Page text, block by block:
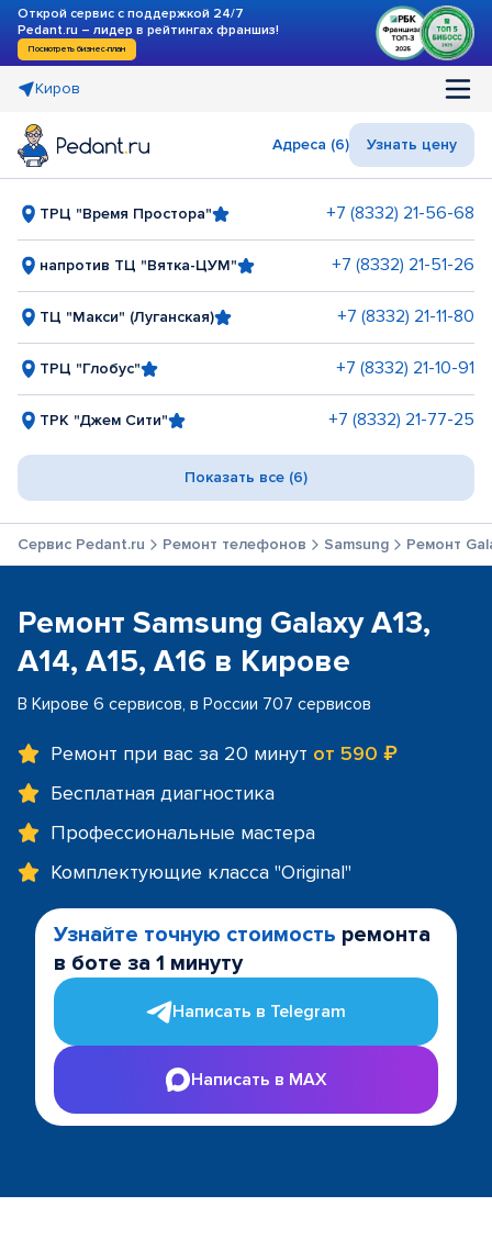
Открой сервис с поддержкой 24/7
Pedant.ru – лидер в рейтингах франшиз!
Посмотреть бизнес-план
Киров
Адреса (6) Узнать цену
ТРЦ "Время Простора" +7 (8332) 21-56-68
напротив ТЦ "Вятка-ЦУМ" +7 (8332) 21-51-26
ТЦ "Макси" (Луганская) +7 (8332) 21-11-80
ТРЦ "Глобус" +7 (8332) 21-10-91
ТРК "Джем Сити" +7 (8332) 21-77-25
Показать все (6)
Сервис Pedant.ru Ремонт телефонов Samsung Ремонт
Ремонт Samsung Galaxy A13,
A14, A15, A16 в Кирове
В Кирове 6 сервисов, в России 707 сервисов
Ремонт при вас за 20 минут от 590 ₽
Бесплатная диагностика
Профессиональные мастера
Комплектующие класса "Original"
Узнайте точную стоимость ремонта
в боте за 1 минуту
Написать в Telegram
Написать в MAX